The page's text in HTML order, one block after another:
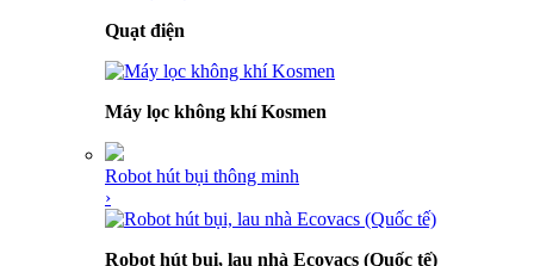
Quạt điện
Máy lọc không khí Kosmen
Robot hút bụi thông minh
›
Robot hút bụi, lau nhà Ecovacs (Quốc tế)